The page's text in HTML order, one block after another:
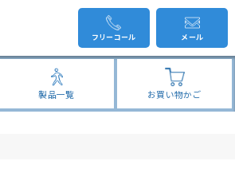
製品一覧 お買い物かご
フリーコール メール